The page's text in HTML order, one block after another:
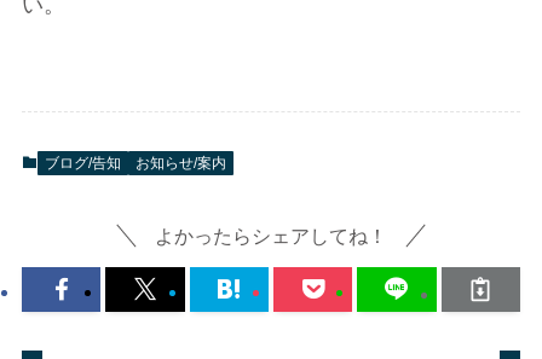
い。
ブログ/告知 お知らせ/案内
よかったらシェアしてね！